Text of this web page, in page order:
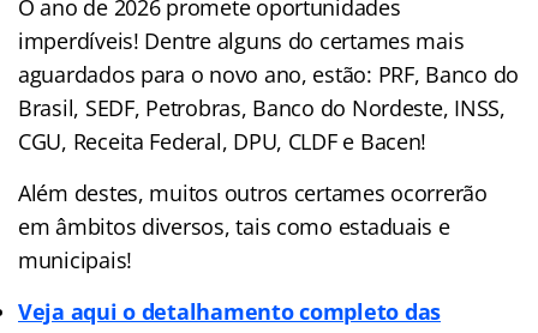
O ano de 2026 promete oportunidades
imperdíveis! Dentre alguns do certames mais
aguardados para o novo ano, estão: PRF, Banco do
Brasil, SEDF, Petrobras, Banco do Nordeste, INSS,
CGU, Receita Federal, DPU, CLDF e Bacen!
Além destes, muitos outros certames ocorrerão
em âmbitos diversos, tais como estaduais e
municipais!
Veja aqui o detalhamento completo das